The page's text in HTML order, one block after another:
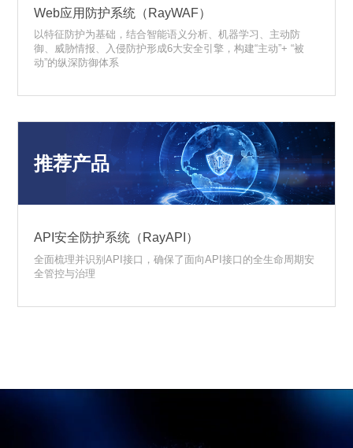
Web应用防护系统（RayWAF）
以特征防护为基础，结合智能语义分析、机器学习、主动防
御、威胁情报、入侵防护形成6大安全引擎，构建“主动”+ “被
动”的纵深防御体系
推荐产品
API安全防护系统（RayAPI）
全面梳理并识别API接口，确保了面向API接口的全生命周期安
全管控与治理